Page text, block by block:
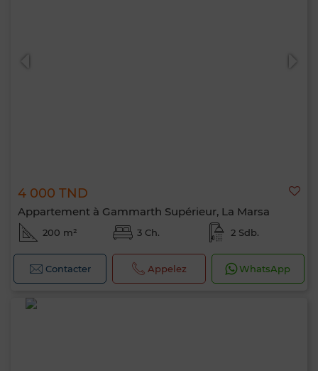
4 000 TND
Appartement à Gammarth Supérieur, La Marsa
200 m² 3 Ch. 2 Sdb.
Contacter Appelez WhatsApp